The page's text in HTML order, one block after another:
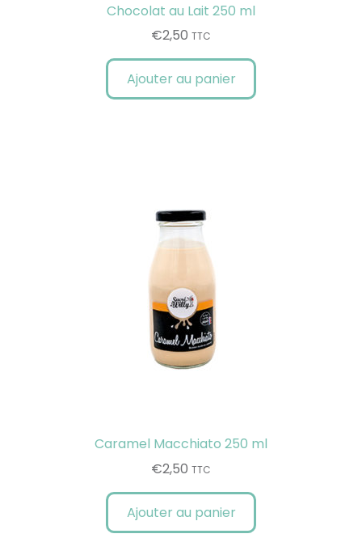
Chocolat au Lait 250 ml
€2,50 TTC
Ajouter au panier
Caramel Macchiato 250 ml
€2,50 TTC
Ajouter au panier